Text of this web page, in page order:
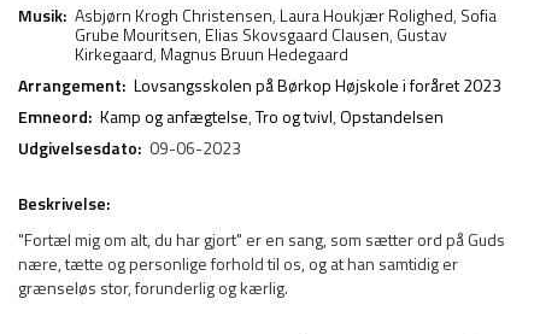
Musik: Asbjørn Krogh Christensen, Laura Houkjær Rolighed, Sofia
Grube Mouritsen, Elias Skovsgaard Clausen, Gustav
Kirkegaard, Magnus Bruun Hedegaard
Arrangement: Lovsangsskolen på Børkop Højskole i foråret 2023
Emneord: Kamp og anfægtelse,Tro og tvivl,Opstandelsen
Udgivelsesdato: 09-06-2023
Beskrivelse:
"Fortæl mig om alt, du har gjort" er en sang, som sætter ord på Guds
nære, tætte og personlige forhold til os, og at han samtidig er
grænseløs stor, forunderlig og kærlig.